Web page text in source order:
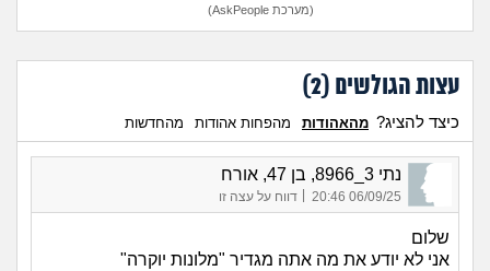
גאווה
(מערכת AskPeople)
עצות הגולשים (2
)
כיצד להציג? מהאהודות מהפחות אהודות מהחדשות
נתי 3_8966, בן 47, אורח
06/09/25 20:46 דווח על עצה זו
שלום
אני לא יודע את מה אתה מגדיר "מלונות יוקרה"